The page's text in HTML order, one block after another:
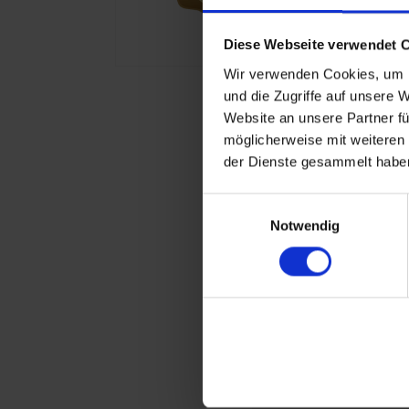
Diese Webseite verwendet
Wir verwenden Cookies,
und die Zugriffe auf unsere
Website an unsere Partner
möglicherweise mit
der Dienste gesammelt
Notwendig